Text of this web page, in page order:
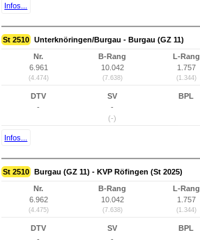
Infos...
St 2510 Unterknöringen/Burgau - Burgau (GZ 11)
Nr.
6.961
(4.474)
B-Rang
10.042
(7.638)
L-Rang
1.757
(1.344)
DTV
-
SV
-
(-)
BPL
Infos...
St 2510 Burgau (GZ 11) - KVP Röfingen (St 2025)
Nr.
6.962
(4.475)
B-Rang
10.042
(7.638)
L-Rang
1.757
(1.344)
DTV
-
SV
-
BPL